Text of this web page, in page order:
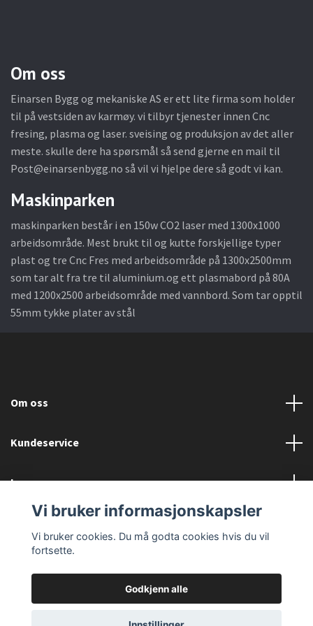
Om oss
Einarsen Bygg og mekaniske AS er ett lite firma som holder
til på vestsiden av karmøy. vi tilbyr tjenester innen Cnc
fresing, plasma og laser. sveising og produksjon av det aller
meste. skulle dere ha spørsmål så send gjerne en mail til
Post@einarsenbygg.no så vil vi hjelpe dere så godt vi kan.
Maskinparken
maskinparken består i en 150w CO2 laser med 1300x1000
arbeidsområde. Mest brukt til og kutte forskjellige typer
plast og tre Cnc Fres med arbeidsområde på 1300x2500mm
som tar alt fra tre til aluminium.og ett plasmabord på 80A
med 1200x2500 arbeidsområde med vannbord. Som tar opptil
55mm tykke plater av stål
Om oss
Kundeservice
Les mer
© 2026 Einarsen Bygg
Vi bruker informasjonskapsler
Vi bruker cookies. Du må godta cookies hvis du vil
fortsette.
Godkjenn alle